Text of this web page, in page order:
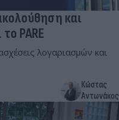
και
PARE
λογαριασμών και
Κώστας
Αντωνάκος